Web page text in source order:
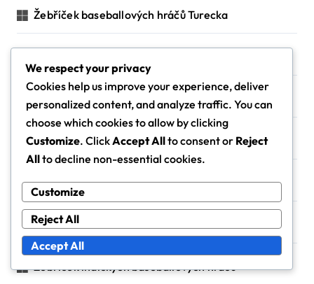
Žebříček baseballových hráčů Turecka
Žebříček baseballových hráčů z Vietnamu
Žebříček českých baseballových hráčů
Žebříček francouzských baseballových hráčů
Žebříček hráčů baseballu v USA
Žebříček indických baseballových hráčů
We respect your privacy
Cookies help us improve your experience, deliver
personalized content, and analyze traffic. You can
choose which cookies to allow by clicking
Customize. ClickAccept Allto consent or Reject
Allto decline non-essential cookies.
Customize
Reject All
Accept All